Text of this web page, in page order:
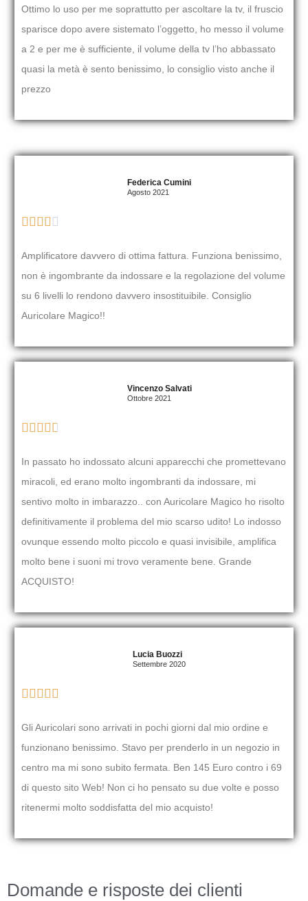
Ottimo lo uso per me soprattutto per ascoltare la tv, il fruscio
sparisce dopo avere sistemato l’oggetto, ho messo il volume
a 2 e per me è sufficiente, il volume della tv l’ho abbassato
quasi la metà è sento benissimo, lo consiglio visto anche il
prezzo
Federica Cumini
Agosto 2021
    
Amplificatore davvero di ottima fattura. Funziona benissimo,
non è ingombrante da indossare e la regolazione del volume
su 6 livelli lo rendono davvero insostituibile. Consiglio
Auricolare Magico!!
Vincenzo Salvati
Ottobre 2021
    
In passato ho indossato alcuni apparecchi che promettevano
miracoli, ed erano molto ingombranti da indossare, mi
sentivo molto in imbarazzo.. con Auricolare Magico ho risolto
definitivamente il problema del mio scarso udito! Lo indosso
ovunque essendo molto piccolo e quasi invisibile, amplifica
molto bene i suoni mi trovo veramente bene. Grande
ACQUISTO!
Lucia Buozzi
Settembre 2020
    
Gli Auricolari sono arrivati in pochi giorni dal mio ordine e
funzionano benissimo. Stavo per prenderlo in un negozio in
centro ma mi sono subito fermata. Ben 145 Euro contro i 69
di questo sito Web! Non ci ho pensato su due volte e posso
ritenermi molto soddisfatta del mio acquisto!
Domande e risposte dei clienti